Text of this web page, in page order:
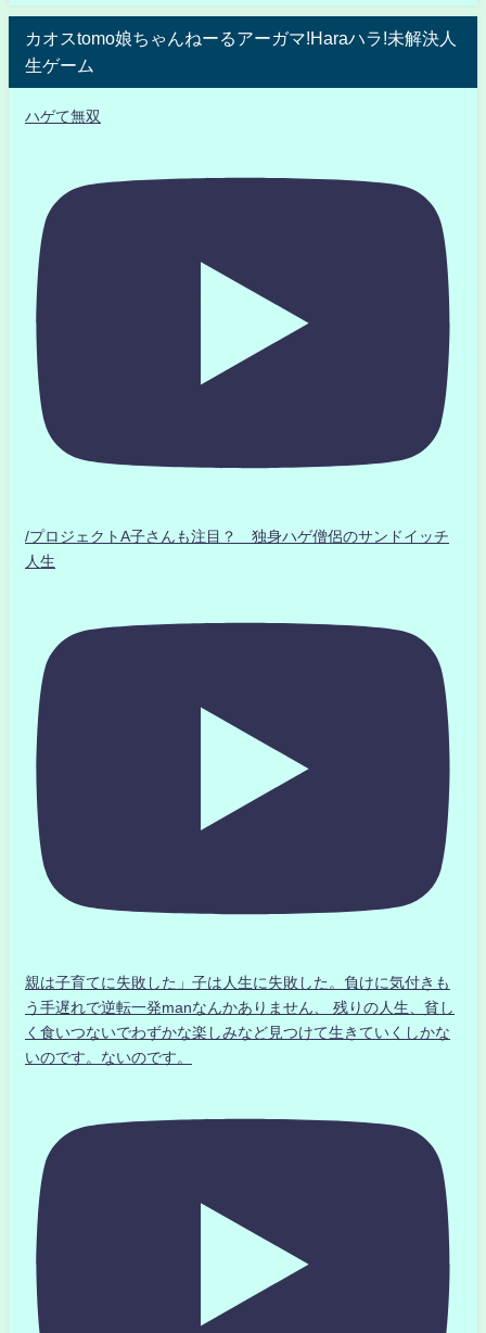
カオスtomo娘ちゃんねーるアーガマ!Haraハラ!未解決人
生ゲーム
ハゲて無双
/プロジェクトA子さんも注目？ 独身ハゲ僧侶のサンドイッチ
人生
親は子育てに失敗した」子は人生に失敗した。負けに気付きも
う手遅れで逆転一発manなんかありません、 残りの人生、貧し
く食いつないでわずかな楽しみなど見つけて生きていくしかな
いのです。ないのです。